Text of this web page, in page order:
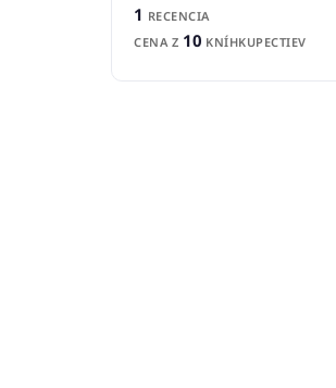
1 RECENCIA
CENA Z 10 KNÍHKUPECTIEV